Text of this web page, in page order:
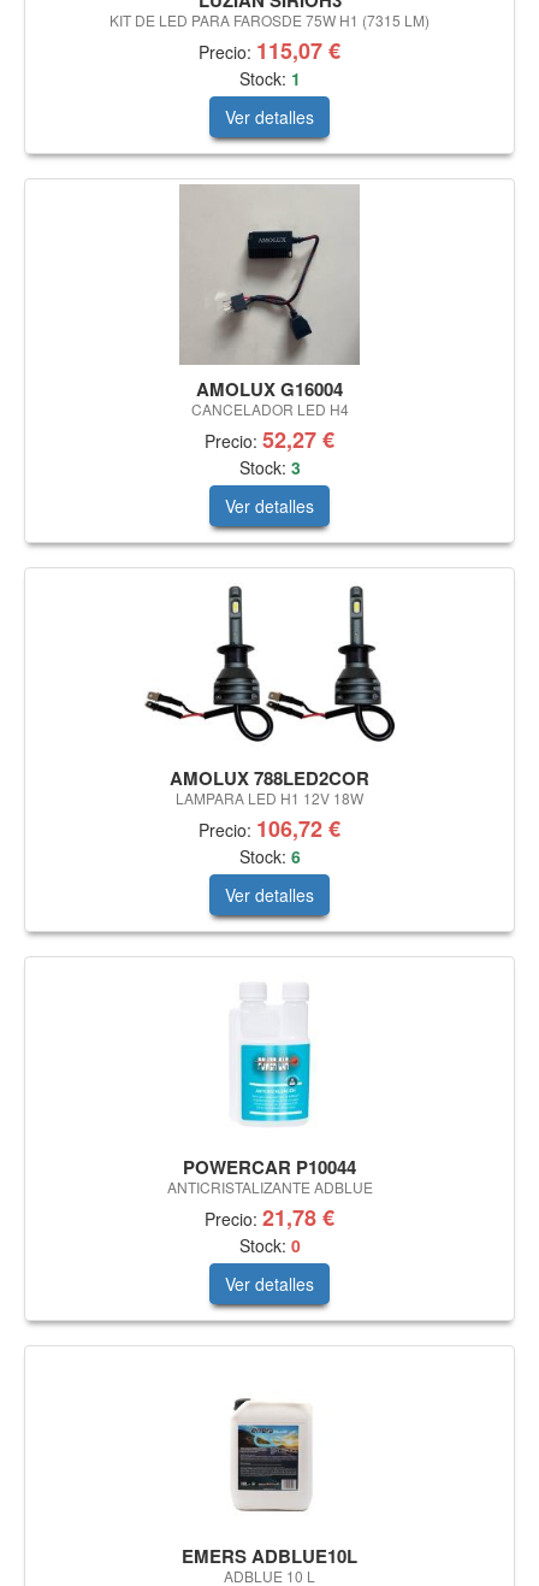
KIT DE LED PARA FAROSDE 75W H1 (7315 LM)
Precio: 115,07 €
Stock: 1
Ver detalles
AMOLUX G16004
CANCELADOR LED H4
Precio: 52,27 €
Stock: 3
Ver detalles
AMOLUX 788LED2COR
LAMPARA LED H1 12V 18W
Precio: 106,72 €
Stock: 6
Ver detalles
POWERCAR P10044
ANTICRISTALIZANTE ADBLUE
Precio: 21,78 €
Stock: 0
Ver detalles
EMERS ADBLUE10L
ADBLUE 10 L